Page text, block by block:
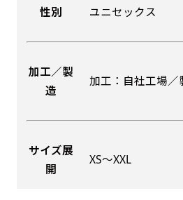
性別 ユニセックス
加工／製
造
加工：自社工場／
サイズ展
開
XS〜XXL
布A1ポスター
のぼりだけでなく、ポスター
のぼり旗と同じデザインで飾
布A1ポスター
のぼりだけでなく、ポスター
のぼり旗と同じデザインで飾